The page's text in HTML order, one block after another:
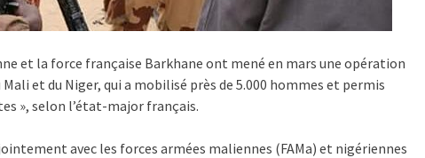
et la force française Barkhane ont mené en mars une opération
et du Niger, qui a mobilisé près de 5.000 hommes et permis
», selon l’état-major français.
avec les forces armées maliennes (FAMa) et nigériennes